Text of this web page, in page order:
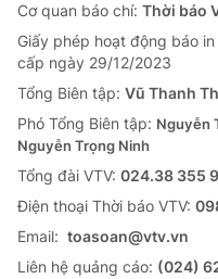
Cơ quan báo chí: Thời báo
Giấy phép hoạt động báo
cấp ngày 29/12/2023
Tổng Biên tập: Vũ Thanh
Phó Tổng Biên tập: Nguyễn
Nguyễn Trọng Ninh
Tổng đài VTV: 024.38 355
Ðiện thoại Thời báo VTV:
Email: toasoan@vtv.vn
Liên hệ quảng cáo: (024)